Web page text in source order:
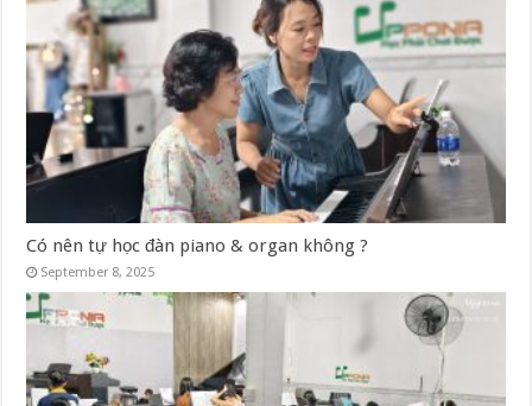
Có nên tự học đàn piano & organ không ?
September 8, 2025